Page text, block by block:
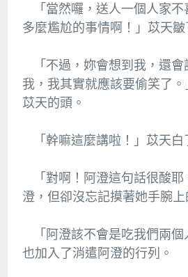
「當然囉，送人一個人家不
多麼尷尬的事情啊！」苡天皺
「不過，妳會想到我，還會
我，我其實就應該要偷笑了
苡天的頭。
「幹嘛這麼講啦！」苡天白
「對啊！阿澄這句話很酸耶
澄，但卻沒忘記摸著她手腕上
「阿澄該不會是吃我們兩個
也加入了消遣阿澄的行列。